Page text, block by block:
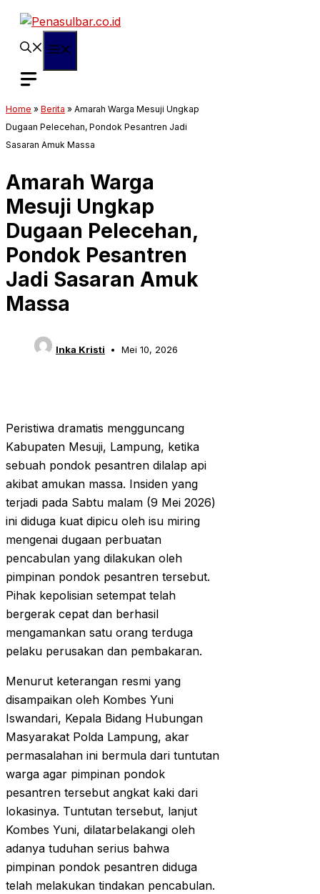
Langsung
Home » Berita » Amarah Warga Mesuji Ungkap
Dugaan Pelecehan, Pondok Pesantren Jadi
Sasaran Amuk Massa
Amarah Warga
Mesuji Ungkap
Dugaan Pelecehan,
Pondok Pesantren
Jadi Sasaran Amuk
Massa
Inka Kristi Mei 10, 2026
Peristiwa dramatis mengguncang
Kabupaten Mesuji, Lampung, ketika
sebuah pondok pesantren dilalap api
akibat amukan massa. Insiden yang
terjadi pada Sabtu malam (9 Mei 2026)
ini diduga kuat dipicu oleh isu miring
mengenai dugaan perbuatan
pencabulan yang dilakukan oleh
pimpinan pondok pesantren tersebut.
Pihak kepolisian setempat telah
bergerak cepat dan berhasil
mengamankan satu orang terduga
pelaku perusakan dan pembakaran.
Menurut keterangan resmi yang
disampaikan oleh Kombes Yuni
Iswandari, Kepala Bidang Hubungan
Masyarakat Polda Lampung, akar
permasalahan ini bermula dari tuntutan
warga agar pimpinan pondok
pesantren tersebut angkat kaki dari
lokasinya. Tuntutan tersebut, lanjut
Kombes Yuni, dilatarbelakangi oleh
adanya tuduhan serius bahwa
pimpinan pondok pesantren diduga
telah melakukan tindakan pencabulan.